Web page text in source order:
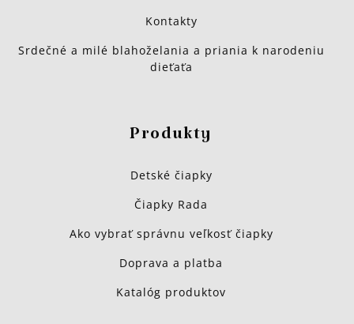
Kontakty
Srdečné a milé blahoželania a priania k narodeniu
dieťaťa
Produkty
Detské čiapky
Čiapky Rada
Ako vybrať správnu veľkosť čiapky
Doprava a platba
Katalóg produktov